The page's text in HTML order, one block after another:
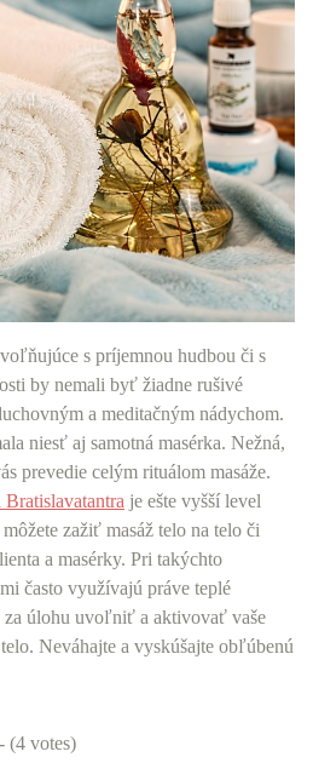
s príjemnou hudbou či s
by nemali byť žiadne rušivé
a meditačným nádychom.
niesť aj samotná masérka. Nežná,
prevedie celým rituálom masáže.
Bratislavatantra je ešte vyšší level
zažiť masáž telo na telo či
a masérky. Pri takýchto
často využívajú práve teplé
za úlohu uvoľniť a aktivovať vaše
Neváhajte a vyskúšajte obľúbenú
(4 votes)